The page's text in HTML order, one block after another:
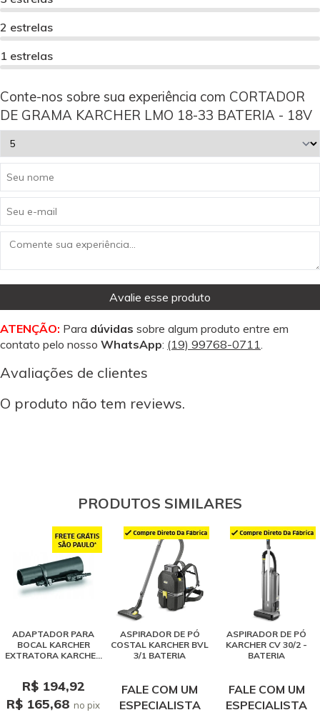
2 estrelas
1 estrelas
Conte-nos sobre sua experiência com CORTADOR
DE GRAMA KARCHER LMO 18-33 BATERIA - 18V
Avalie esse produto
ATENÇÃO: Para dúvidas sobre algum produto entre em
contato pelo nosso WhatsApp: (19) 99768-0711
Avaliações de clientes
O produto não tem reviews.
PRODUTOS SIMILARES
ADAPTADOR PARA
BOCAL KARCHER
EXTRATORA KARCHER
R$ 194,92
R$ 165,68no pix
ASPIRADOR DE PÓ
COSTAL KARCHER BVL
3/1 BATERIA
FALE COM UM
ESPECIALISTA
ASPIRADOR DE PÓ
KARCHER CV 30/2 -
BATERIA
FALE COM UM
ESPECIALISTA